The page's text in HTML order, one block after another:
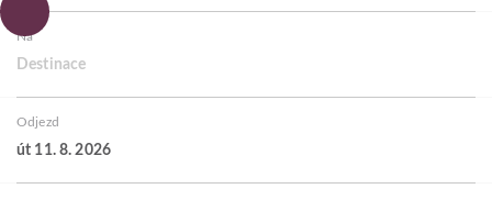
Na
Destinace
Odjezd
út 11. 8. 2026